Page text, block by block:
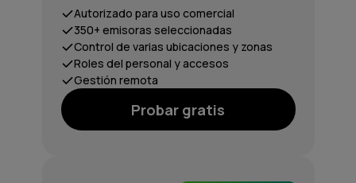
Autorizado para uso comercial
350+ emisoras seleccionadas
Control de varias ubicaciones y zonas
Roles del personal y accesos
Gestión remota
Probar gratis